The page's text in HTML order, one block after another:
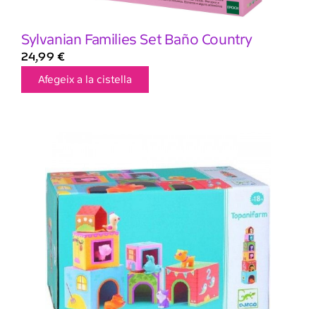
Sylvanian Families Set Baño Country
24,99 €
Afegeix a la cistella